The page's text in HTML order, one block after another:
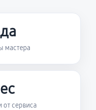
мастера
от сервиса